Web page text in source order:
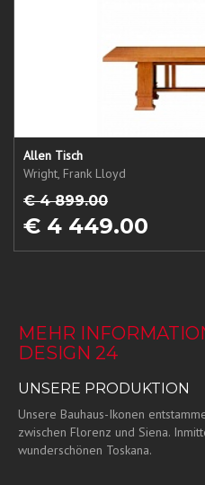
Allen Tisch
Wright, Frank Lloyd
€ 4 899.00
€ 4 449.00
MEHR
DESIGN 24
UNSERE PRODUKTION
Unsere Bauhaus-Ikonen
zwischen Florenz und Siena.
wunderschönen Toskana.